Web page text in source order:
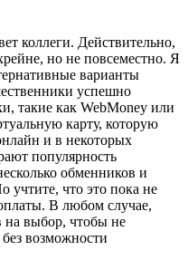
коллеги. Действительно,
но не повсеместно. Я
варианты
успешно
такие как WebMoney или
карту, которую
и в некоторых
популярность
обменников и
учтите, что это пока не
В любом случае,
на выбор, чтобы не
возможности